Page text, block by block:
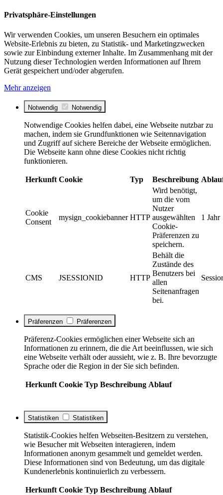
Privatsphäre-Einstellungen
Wir verwenden Cookies, um unseren Besuchern ein optimales
Website-Erlebnis zu bieten, zu Statistik- und Marketingzwecken
sowie zur Einbindung externer Inhalte. Im Zusammenhang mit der
Nutzung dieser Technologien werden Informationen auf Ihrem
Gerät gespeichert und/oder abgerufen.
Mehr anzeigen
Notwendig Notwendig
Notwendige Cookies helfen dabei, eine Webseite nutzbar zu
machen, indem sie Grundfunktionen wie Seitennavigation
und Zugriff auf sichere Bereiche der Webseite ermöglichen.
Die Webseite kann ohne diese Cookies nicht richtig
funktionieren.
Herkunft Cookie Typ Beschreibung
Cookie
Consent
mysign_cookiebanner HTTP
Wird benötigt,
um die vom
Nutzer
ausgewählten
Cookie-
Präferenzen zu
speichern.
1 Jahr
CMS JSESSIONID HTTP
Behält die
Zustände des
Benutzers bei
allen
Seitenanfragen
bei.
Präferenzen Präferenzen
Präferenz-Cookies ermöglichen einer Webseite sich an
Informationen zu erinnern, die die Art beeinflussen, wie sich
eine Webseite verhält oder aussieht, wie z. B. Ihre bevorzugte
Sprache oder die Region in der Sie sich befinden.
Herkunft Cookie Typ Beschreibung Ablauf
Statistiken Statistiken
Statistik-Cookies helfen Webseiten-Besitzern zu verstehen,
wie Besucher mit Webseiten interagieren, indem
Informationen anonym gesammelt und gemeldet werden.
Diese Informationen sind von Bedeutung, um das digitale
Kundenerlebnis kontinuierlich zu verbessern.
Herkunft Cookie Typ Beschreibung Ablauf